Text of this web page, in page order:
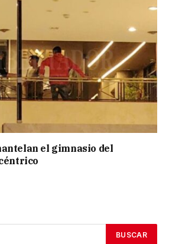
el gimnasio del